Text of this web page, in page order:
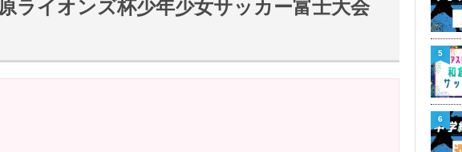
ライオンズ杯少年少女サッカー富士大会
5
6